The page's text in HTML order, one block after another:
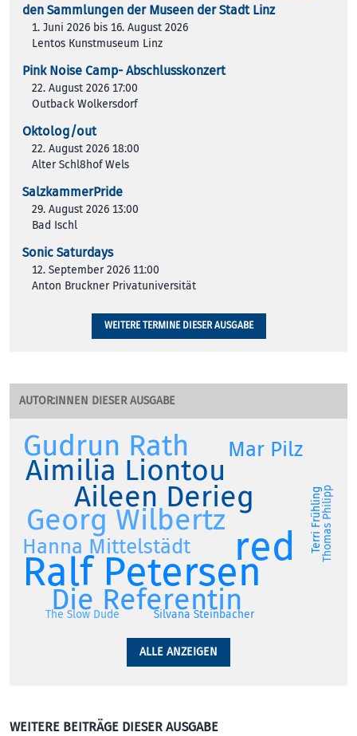
den Samm­lun­gen der Muse­en der Stadt Linz
1. Juni 2026 bis 16. August 2026
Lentos Kunstmuseum Linz
Pink Noise Camp- Abschlusskonzert
22. August 2026 17:00
Outback Wolkersdorf
Oktolog/out
22. August 2026 18:00
Alter Schl8hof Wels
SalzkammerPride
29. August 2026 13:00
Bad Ischl
Sonic Saturdays
12. September 2026 11:00
Anton Bruckner Privatuniversität
WEITERE TERMINE DIESER AUSGABE
AUTOR:INNEN DIESER AUSGABE
Ralf Petersen
red
Aileen Derieg
Aimilia Liontou
Die Referentin
Georg Wilbertz
Gudrun Rath
Hanna Mittelstädt
Mar Pilz
Silvana Steinbacher
Terri Frühling
The Slow Dude
Thomas Philipp
ALLE ANZEIGEN
WEITERE BEITRÄGE DIESER AUSGABE